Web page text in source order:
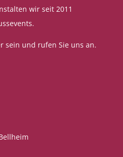
wir seit 2011
sein und rufen Sie uns an.